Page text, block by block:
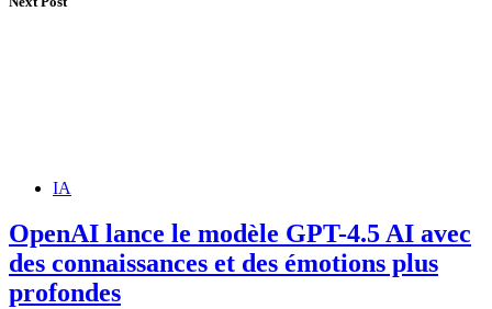
IA
OpenAI lance le modèle GPT-4.5 AI avec
des connaissances et des émotions plus
profondes